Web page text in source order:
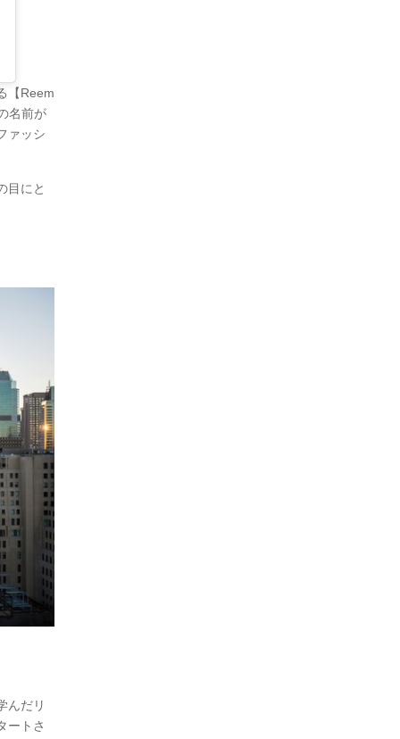
【Reem
名前が
ァッシ
目にと
んだリ
ートさ